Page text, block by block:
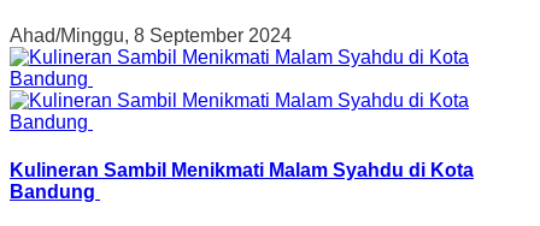
Ahad/Minggu, 8 September 2024
Kulineran Sambil Menikmati Malam Syahdu di Kota
Bandung